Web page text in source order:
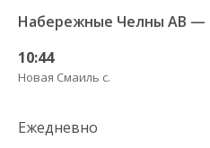
Набережные Челны АВ —
10:44
Новая Смаиль с.
Ежедневно